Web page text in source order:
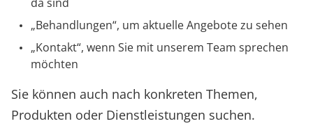
Kinder-und Jugendreha
Gastroenterologie
Geriatrie
Prävention
Nachsorge
Energiepolitik
Publikationsdatenbank
Kosten & Kostenträger
Zuzahlung & Befreiung
Reha Checkliste
Über MEDIAN
Kooperationen
Presse
Blog
Behandlungen , um aktuelle Angebote zu sehen
Kontakt , wenn Sie mit unserem Team sprechen
möchten
Sie können auch nach konkreten Themen,
Produkten oder Dienstleistungen suchen.